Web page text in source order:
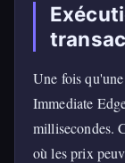
Une fois
Immediate
millisecondes.
où les prix